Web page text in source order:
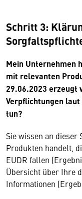
Schritt 3:
Mein Unternehmen
mit relevanten
29.06.2023 erzeugt
Verpflichtungen laut
tun?
Sie wissen an
Produkten handelt,
EUDR fallen
Übersicht über Ihre
Informationen